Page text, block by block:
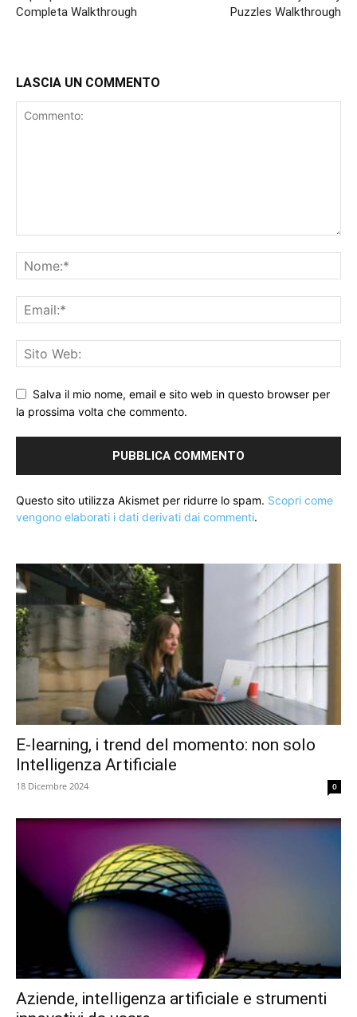
Completa Walkthrough
Puzzles Walkthrough
LASCIA UN COMMENTO
Salva il mio nome, email e sito web in questo browser per
la prossima volta che commento.
Questo sito utilizza Akismet per ridurre lo spam. Scopri come
vengono elaborati i dati derivati dai commenti.
E-learning, i trend del momento: non solo
Intelligenza Artificiale
18 Dicembre 2024 0
Aziende, intelligenza artificiale e strumenti